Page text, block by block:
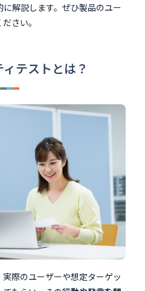
解説します。ぜひ製品のユー
さい。
テストとは？
際のユーザーや想定ターゲッ